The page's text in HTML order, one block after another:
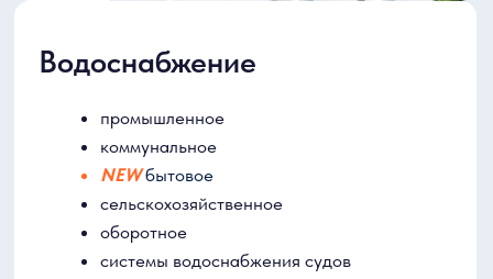
контроль и мониторинг качества воды